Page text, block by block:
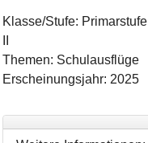
Klasse/Stufe: Primarstufe
Themen: Schulausflüge
Erscheinungsjahr: 2025